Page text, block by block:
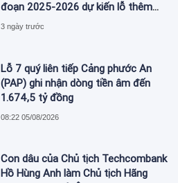
đoạn 2025-2026 dự kiến lỗ thêm
3,3 tỷ USD giai đoạn 2026-2027
3 ngày trước
Lỗ 7 quý liên tiếp Cảng phước An
(PAP) ghi nhận dòng tiền âm đến
1.674,5 tỷ đồng
08:22 05/08/2026
Con dâu của Chủ tịch Techcombank
Hồ Hùng Anh làm Chủ tịch Hãng